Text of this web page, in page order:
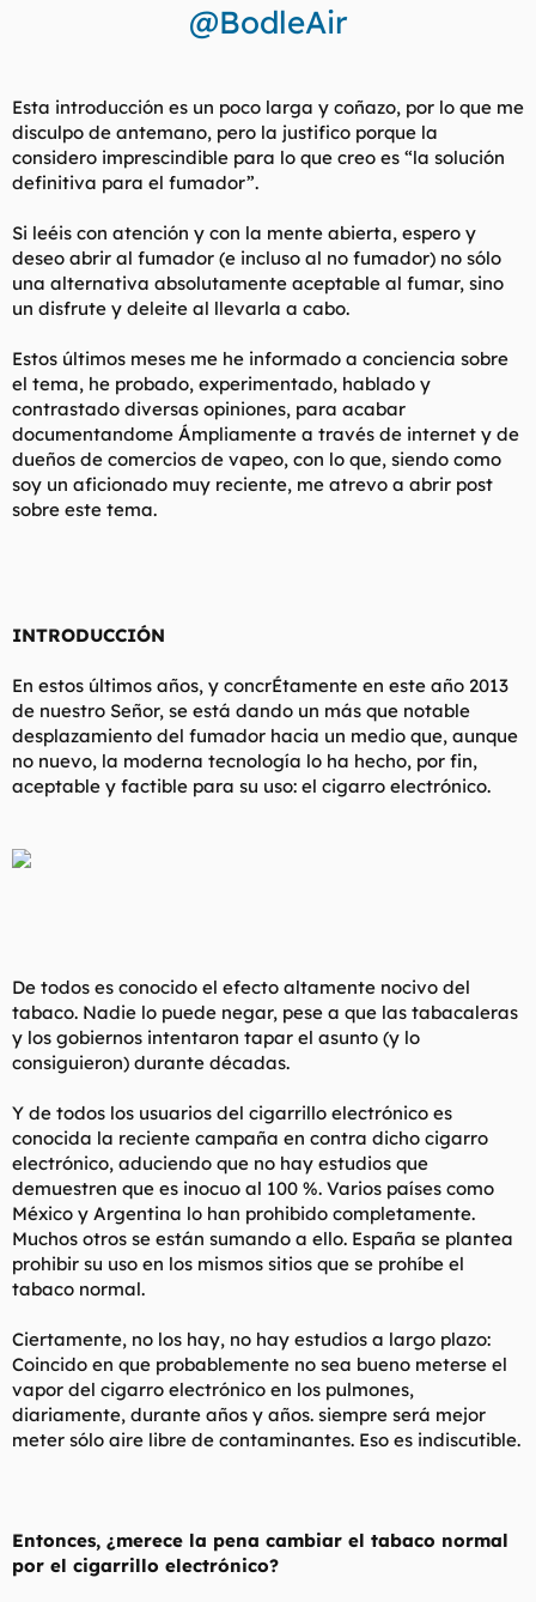
@BodleAir
Esta introducción es un poco larga y coñazo, por lo que me
disculpo de antemano, pero la justifico porque la
considero imprescindible para lo que creo es “la solución
definitiva para el fumador”.
Si leéis con atención y con la mente abierta, espero y
deseo abrir al fumador (e incluso al no fumador) no sólo
una alternativa absolutamente aceptable al fumar, sino
un disfrute y deleite al llevarla a cabo.
Estos últimos meses me he informado a conciencia sobre
el tema, he probado, experimentado, hablado y
contrastado diversas opiniones, para acabar
documentandome Ámpliamente a través de internet y de
dueños de comercios de vapeo, con lo que, siendo como
soy un aficionado muy reciente, me atrevo a abrir post
sobre este tema.
INTRODUCCIÓN
En estos últimos años, y concrÉtamente en este año 2013
de nuestro Señor, se está dando un más que notable
desplazamiento del fumador hacia un medio que, aunque
no nuevo, la moderna tecnología lo ha hecho, por fin,
aceptable y factible para su uso: el cigarro electrónico.
De todos es conocido el efecto altamente nocivo del
tabaco. Nadie lo puede negar, pese a que las tabacaleras
y los gobiernos intentaron tapar el asunto (y lo
consiguieron) durante décadas.
Y de todos los usuarios del cigarrillo electrónico es
conocida la reciente campaña en contra dicho cigarro
electrónico, aduciendo que no hay estudios que
demuestren que es inocuo al 100 %. Varios países como
México y Argentina lo han prohibido completamente.
Muchos otros se están sumando a ello. España se plantea
prohibir su uso en los mismos sitios que se prohíbe el
tabaco normal.
Ciertamente, no los hay, no hay estudios a largo plazo:
Coincido en que probablemente no sea bueno meterse el
vapor del cigarro electrónico en los pulmones,
diariamente, durante años y años. siempre será mejor
meter sólo aire libre de contaminantes. Eso es indiscutible.
Entonces, ¿merece la pena cambiar el tabaco normal
por el cigarrillo electrónico?